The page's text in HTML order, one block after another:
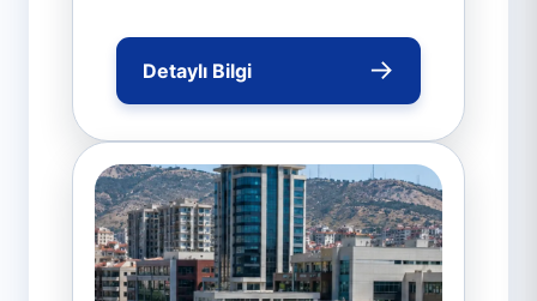
Detaylı Bilgi →